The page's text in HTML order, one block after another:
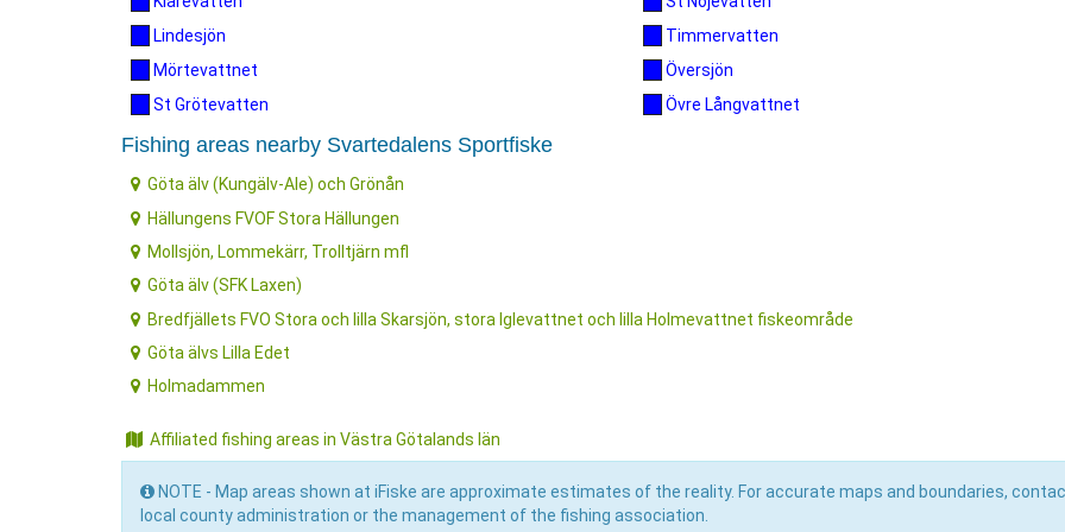
Lindesjön
Mörtevattnet
St Grötevatten
Timmervatten
Översjön
Övre Långvattnet
Fishing areas nearby Svartedalens Sportfiske
Göta älv (Kungälv-Ale) och Grönån
Hällungens FVOF Stora Hällungen
Mollsjön, Lommekärr, Trolltjärn mfl
Göta älv (SFK Laxen)
Bredfjällets FVO Stora och lilla Skarsjön, stora Iglevattnet och lilla Holmevattnet fiskeområde
Göta älvs Lilla Edet
Holmadammen
Affiliated fishing areas in Västra Götalands län
NOTE - Map areas shown at iFiske are approximate estimates of the reality. For accurate maps and boundaries,
local county administration or the management of the fishing association.